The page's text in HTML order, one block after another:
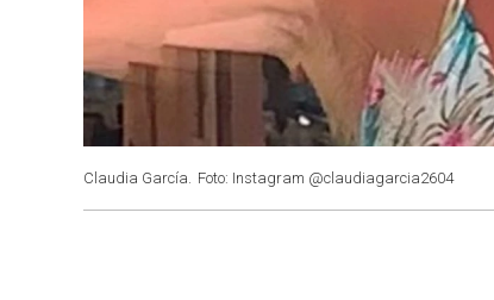
Claudia García. Foto: Instagram @claudiagarcia2604